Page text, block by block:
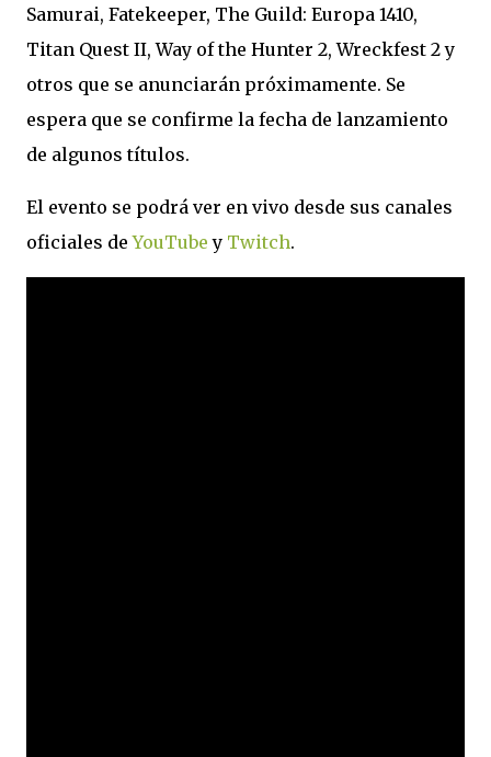
Samurai, Fatekeeper, The Guild: Europa 1410,
Titan Quest II, Way of the Hunter 2, Wreckfest 2 y
otros que se anunciarán próximamente. Se
espera que se confirme la fecha de lanzamiento
de algunos títulos.
El evento se podrá ver en vivo desde sus canales
oficiales deYouTube y Twitch.